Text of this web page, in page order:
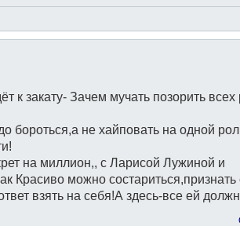
к закату- Зачем мучать позорить
бороться,а не хайповать на одной
на миллион,, с Ларисой Лужиной и
Красиво можно состариться,признать
взять на себя!А здесь-все ей